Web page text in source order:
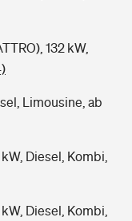
132 kW,
Limousine, ab
Diesel, Kombi,
Diesel, Kombi,